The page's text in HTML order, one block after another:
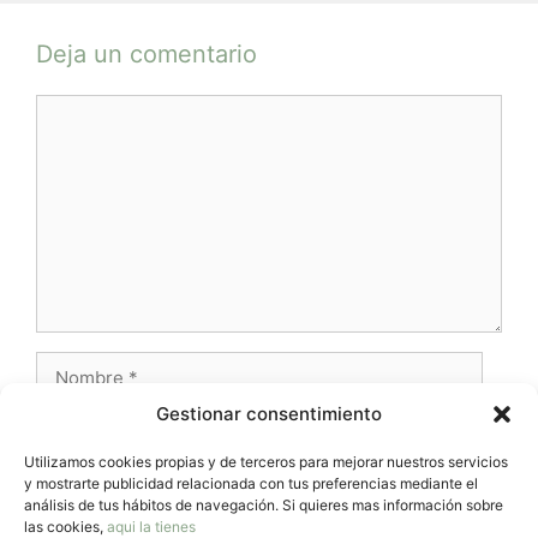
Gestionar consentimiento
Utilizamos cookies propias y de terceros para mejorar nuestros servicios
y mostrarte publicidad relacionada con tus preferencias mediante el
análisis de tus hábitos de navegación. Si quieres mas información sobre
las cookies, aqui la tienes
Deja un comentario
electrónico
Web